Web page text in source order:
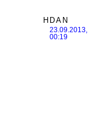
HDAN
23.09.2013,
00:19